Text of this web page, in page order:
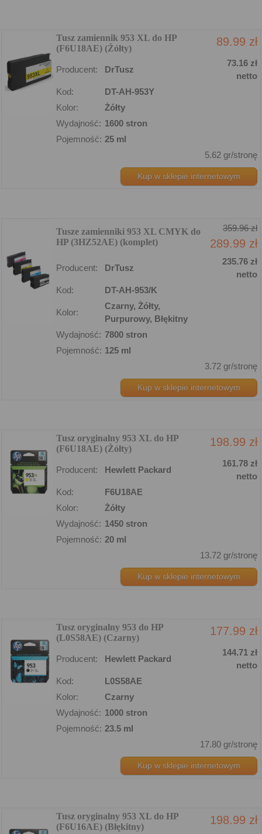
Tusz zamiennik 953 XL do HP
(F6U18AE) (Żółty)
89.99 zł
Producent: DrTusz
73.16 zł
netto
Kod:
DT-AH-953Y
Kolor:
Żółty
Wydajność: 1600 stron
Pojemność: 25 ml
5.62 gr/stronę
Kup w sklepie internetowym
Tusze zamienniki 953 XL CMYK do
HP (3HZ52AE) (komplet)
359.96 zł
289.99 zł
Producent: DrTusz
235.76 zł
netto
Kod:
DT-AH-953/K
Kolor:
Czarny, Żółty,
Purpurowy, Błękitny
Wydajność: 7800 stron
Pojemność: 125 ml
3.72 gr/stronę
Kup w sklepie internetowym
Tusz oryginalny 953 XL do HP
(F6U18AE) (Żółty)
198.99 zł
Producent: Hewlett Packard
161.78 zł
netto
Kod:
F6U18AE
Kolor:
Żółty
Wydajność: 1450 stron
Pojemność: 20 ml
13.72 gr/stronę
Kup w sklepie internetowym
Tusz oryginalny 953 do HP
(L0S58AE) (Czarny)
177.99 zł
Producent: Hewlett Packard
144.71 zł
netto
Kod:
L0S58AE
Kolor:
Czarny
Wydajność: 1000 stron
Pojemność: 23.5 ml
17.80 gr/stronę
Kup w sklepie internetowym
Tusz oryginalny 953 XL do HP
(F6U16AE) (Błękitny)
198.99 zł